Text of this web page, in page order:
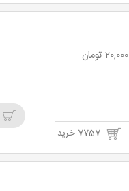
7757 خرید